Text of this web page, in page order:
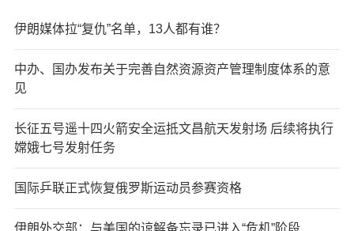
伊朗媒体拉“复仇”名单，13人都有谁？
中办、国办发布关于完善自然资源资产管理制度体系的意
见
长征五号遥十四火箭安全运抵文昌航天发射场 后续将执行
嫦娥七号发射任务
国际乒联正式恢复俄罗斯运动员参赛资格